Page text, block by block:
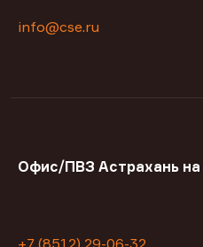
info@cse.ru
Офис/ПВЗ Астрахань